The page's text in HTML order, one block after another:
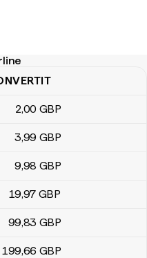
2,00 GBP
3,99 GBP
9,98 GBP
19,97 GBP
99,83 GBP
199,66 GBP